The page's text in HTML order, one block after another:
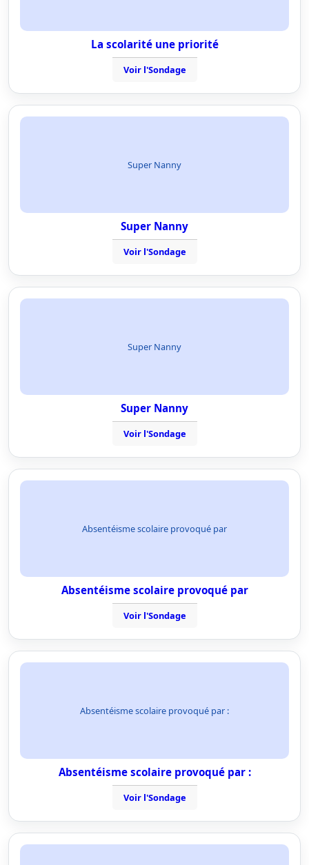
La scolarité une priorité
Voir l'Sondage
Super Nanny
Super Nanny
Voir l'Sondage
Super Nanny
Super Nanny
Voir l'Sondage
Absentéisme scolaire provoqué par
Absentéisme scolaire provoqué par
Voir l'Sondage
Absentéisme scolaire provoqué par :
Absentéisme scolaire provoqué par :
Voir l'Sondage